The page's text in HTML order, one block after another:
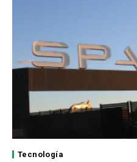
Tecnología